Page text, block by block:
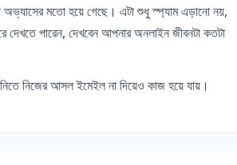
অভ্যাসের মতো হয়ে গেছে। এটা শুধু স্প্যাম এড়ানো নয়,
দেখতে পারেন, দেখবেন আপনার অনলাইন জীবনটা কতটা
নিজের আসল ইমেইল না দিয়েও কাজ হয়ে যায়।